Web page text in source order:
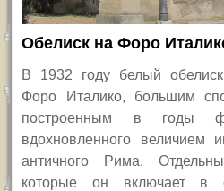
Обелиск на Форо
В 1932 году белый
Форо Италико, большим
построенным в годы
вдохновленного величием
античного Рима.
которые он включает в